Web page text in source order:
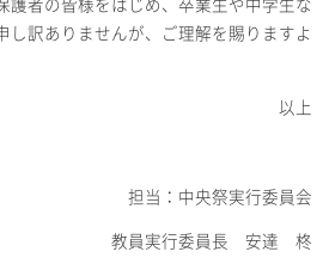
し訳ありませんが、ご理解を賜りますよ
以上
担当：中央祭実行委員会
教員実行委員長 安達 柊